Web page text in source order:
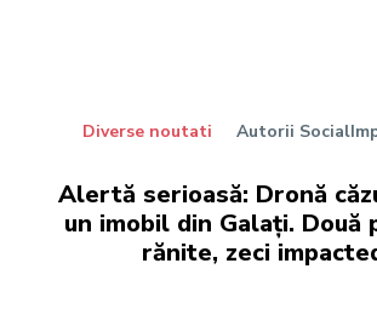
Diverse noutati Autorii
Alertă serioasă: Dronă
un imobil din Galați. Două
rănite, zeci